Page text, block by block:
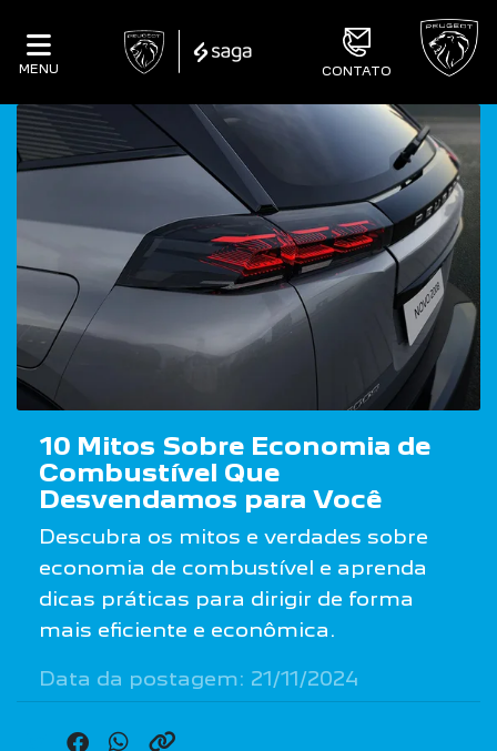
MENU CONTATO
10 Mitos Sobre Economia de
Combustível Que
Desvendamos para Você
Descubra os mitos e verdades sobre
economia de combustível e aprenda
dicas práticas para dirigir de forma
mais eficiente e econômica.
Data da postagem: 21/11/2024